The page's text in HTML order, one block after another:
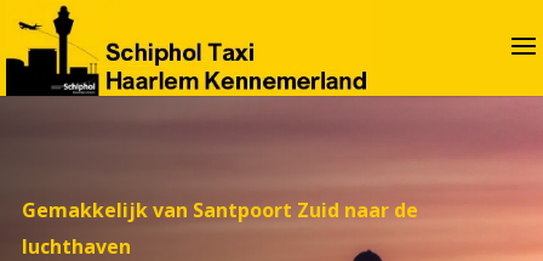
Gemakkelijk van Santpoort Zuid naar de
luchthaven